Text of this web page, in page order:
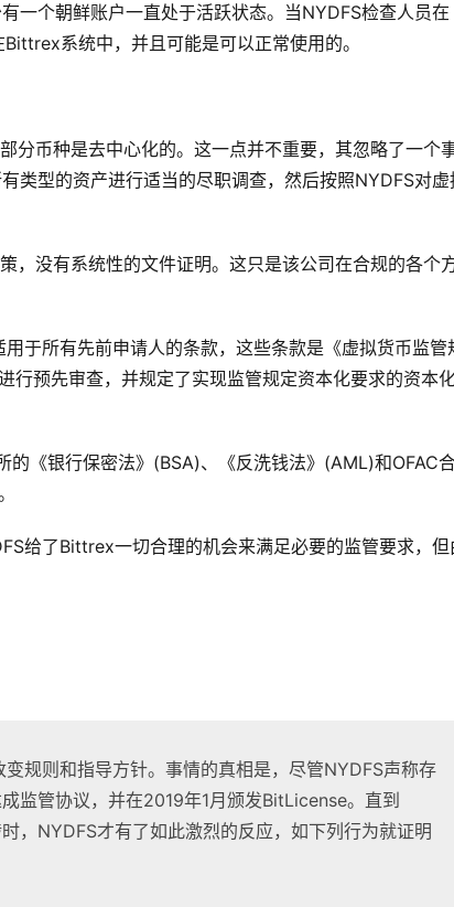
一个朝鲜账户一直处于活跃状态。当NYDFS检查人员在
系统中，并且可能是可以正常使用的。
分币种是去中心化的。这一点并不重要，其忽略了一个
类型的资产进行适当的尽职调查，然后按照NYDFS对虚
，没有系统性的文件证明。这只是该公司在合规的各个
于所有先前申请人的条款，这些条款是《虚拟货币监管
行预先审查，并规定了实现监管规定资本化要求的资本
《银行保密法》(BSA)、《反洗钱法》(AML)和OFAC
给了Bittrex一切合理的机会来满足必要的监管要求，但
规则和指导方针。事情的真相是，尽管NYDFS声称存
监管协议，并在2019年1月颁发BitLicense。直到
，NYDFS才有了如此激烈的反应，如下列行为就证明